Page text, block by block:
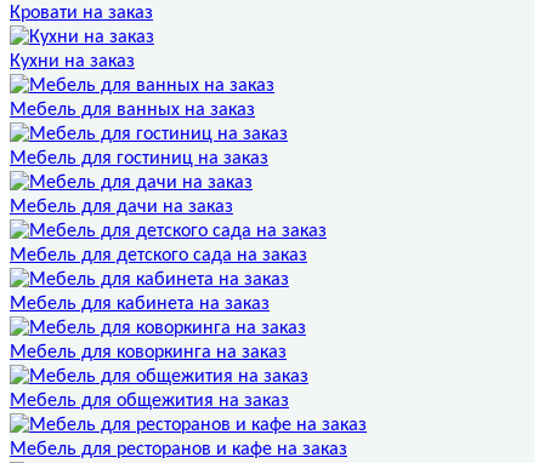
Кровати на заказ
Кухни на заказ
Мебель для ванных на заказ
Мебель для гостиниц на заказ
Мебель для дачи на заказ
Мебель для детского сада на заказ
Мебель для кабинета на заказ
Мебель для коворкинга на заказ
Мебель для общежития на заказ
Мебель для ресторанов и кафе на заказ